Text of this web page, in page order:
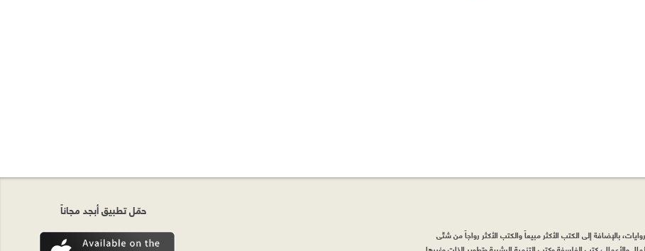
حمّل تطبيق أبجد مجاناً
بالإضافة إلى الكتب الأكثر مبيعاً والكتب الأكثر رواجاً من شتّى